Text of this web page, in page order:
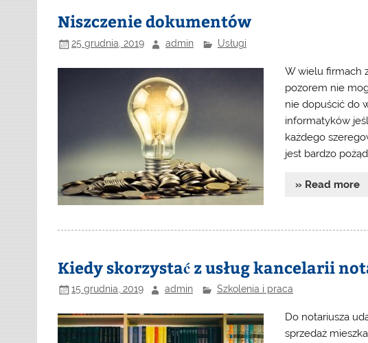
Niszczenie dokumentów
25 grudnia, 2019 admin Usługi
W wielu firmach
pozorem nie
nie dopuścić do
informatyków
każdego
jest bardzo
» Read more
Kiedy skorzystać z usług kancelarii
15 grudnia, 2019 admin Szkolenia i praca
Do notariusza
sprzedaż